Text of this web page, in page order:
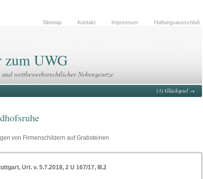
Sitemap
Kontakt Impressum Haftungsausschluß
zum UWG
wettbewerbsrechtlicher Nebengesetze
(3) Glückspiel →
von Firmenschildern auf Grabsteinen
, Urt. v. 5.7.2018, 2 U 167/17, III.2